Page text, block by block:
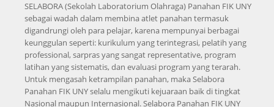
SELABORA (Sekolah Laboratorium Olahraga) Panahan FIK UNY
sebagai wadah dalam membina atlet panahan termasuk
digandrungi oleh para pelajar, karena mempunyai berbagai
keunggulan seperti: kurikulum yang terintegrasi, pelatih yang
professional, sarpras yang sangat representative, program
latihan yang sistematis, dan evaluasi program yang terarah.
Untuk mengasah ketrampilan panahan, maka Selabora
Panahan FIK UNY selalu mengikuti kejuaraan baik di tingkat
Nasional maupun Internasional. Selabora Panahan FIK UNY